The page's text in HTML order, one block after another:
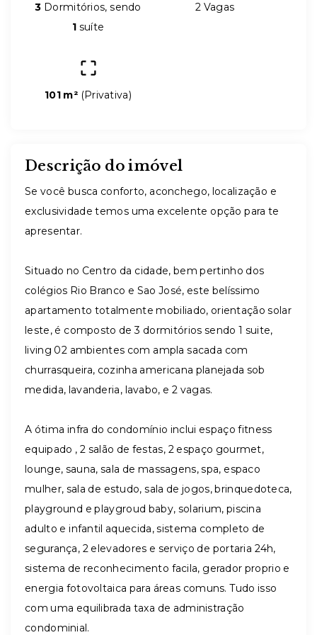
3 Dormitórios, sendo
1 suíte
2 Vagas
101 m² (Privativa)
Descrição do imóvel
Se você busca conforto, aconchego, localização e
exclusividade temos uma excelente opção para te
apresentar.
Situado no Centro da cidade, bem pertinho dos
colégios Rio Branco e Sao José, este belíssimo
apartamento totalmente mobiliado, orientação solar
leste, é composto de 3 dormitórios sendo 1 suite,
living 02 ambientes com ampla sacada com
churrasqueira, cozinha americana planejada sob
medida, lavanderia, lavabo, e 2 vagas.
A ótima infra do condomínio inclui espaço fitness
equipado , 2 salão de festas, 2 espaço gourmet,
lounge, sauna, sala de massagens, spa, espaco
mulher, sala de estudo, sala de jogos, brinquedoteca,
playground e playgroud baby, solarium, piscina
adulto e infantil aquecida, sistema completo de
segurança, 2 elevadores e serviço de portaria 24h,
sistema de reconhecimento facila, gerador proprio e
energia fotovoltaica para áreas comuns. Tudo isso
com uma equilibrada taxa de administração
condominial.